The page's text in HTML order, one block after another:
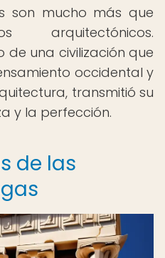
son mucho más que
arquitectónicos.
de una civilización que
occidental y
transmitió su
y la perfección.
de las